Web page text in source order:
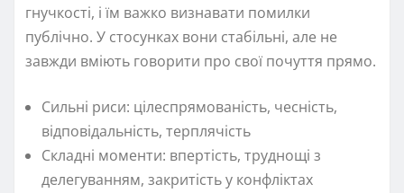
гнучкості, і їм важко визнавати помилки
публічно. У стосунках вони стабільні, але не
завжди вміють говорити про свої почуття прямо.
Сильні риси: цілеспрямованість, чесність,
відповідальність, терплячість
Складні моменти: впертість, труднощі з
делегуванням, закритість у конфліктах